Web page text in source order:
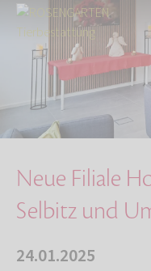
Start Über uns
Neue Filiale Hof: Ab sofort
Neue Filiale
Selbitz und
24.01.2025